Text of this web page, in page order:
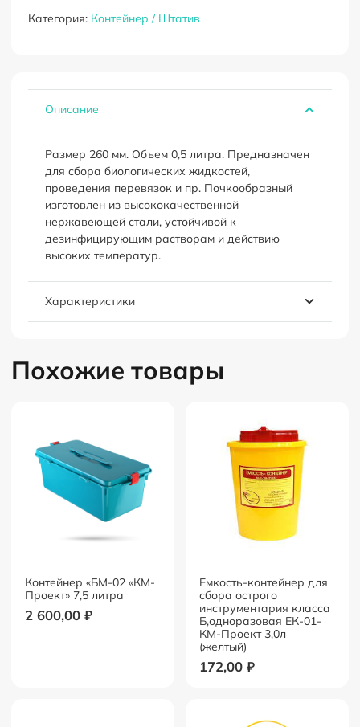
почкообразный
медицинский
Категория: Контейнер / Штатив
Описание
Размер 260 мм. Объем 0,5 литра. Предназначен
для сбора биологических жидкостей,
проведения перевязок и пр. Почкообразный
изготовлен из высококачественной
нержавеющей стали, устойчивой к
дезинфицирующим растворам и действию
высоких температур.
Характеристики
Похожие товары
Контейнер «БМ-02 «КМ-
Проект» 7,5 литра
2 600,00 ₽
Емкость-контейнер для
сбора острого
инструментария класса
Б,одноразовая ЕК-01-
КМ-Проект 3,0л
(желтый)
172,00 ₽